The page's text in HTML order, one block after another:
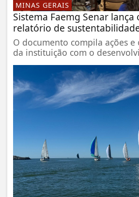
MINAS GERAIS
Sistema Faemg Senar
relatório de
O documento compila ações e
da instituição com o